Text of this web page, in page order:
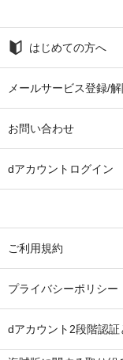
はじめての方へ
メールサービス登録/解
お問い合わせ
dアカウントログイン
ご利用規約
プライバシーポリシー
dアカウント2段階認証